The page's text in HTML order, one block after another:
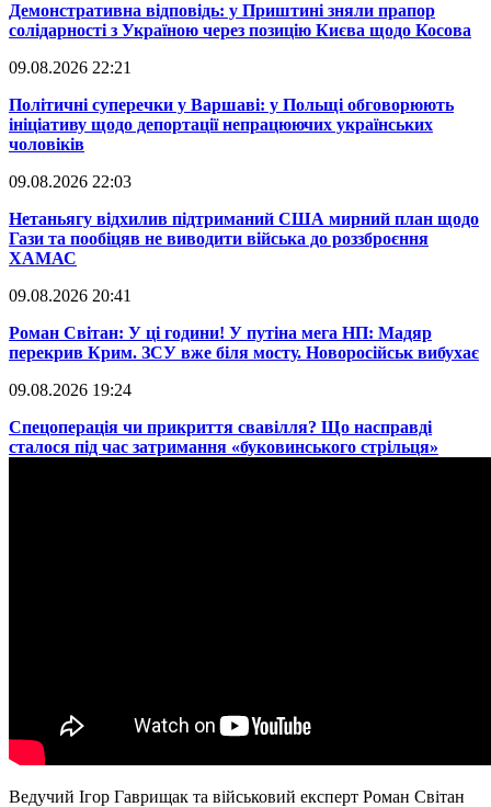
​Демонстративна відповідь: у Приштині зняли прапор
солідарності з Україною через позицію Києва щодо Косова
09.08.2026 22:21
​Політичні суперечки у Варшаві: у Польщі обговорюють
ініціативу щодо депортації непрацюючих українських
чоловіків
09.08.2026 22:03
​Нетаньягу відхилив підтриманий США мирний план щодо
Гази та пообіцяв не виводити війська до роззброєння
ХАМАС
09.08.2026 20:41
​Роман Світан: У ці години! У путіна мега НП: Мадяр
перекрив Крим. ЗСУ вже біля мосту. Новоросійськ вибухає
09.08.2026 19:24
​Спецоперація чи прикриття свавілля? Що насправді
сталося під час затримання «буковинського стрільця»
Ведучий Ігор Гаврищак та військовий експерт Роман Світан